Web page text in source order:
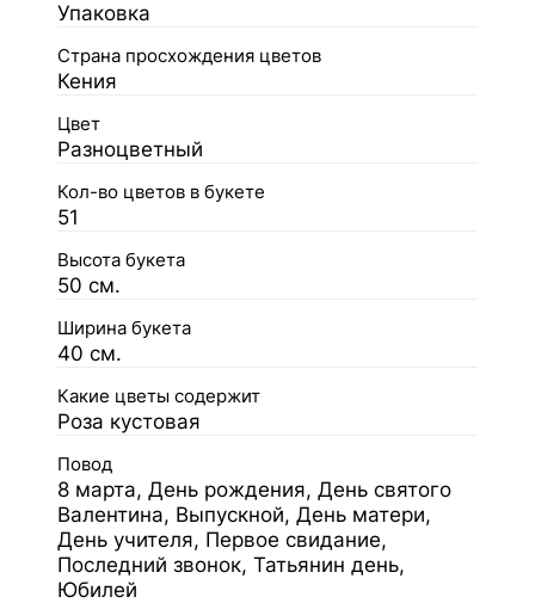
Упаковка
Страна просхождения цветов
Кения
Цвет
Разноцветный
Кол-во цветов в букете
51
Высота букета
50 см.
Ширина букета
40 см.
Какие цветы содержит
Роза кустовая
Повод
8 марта, День рождения, День святого
Валентина, Выпускной, День матери,
День учителя, Первое свидание,
Последний звонок, Татьянин день,
Юбилей